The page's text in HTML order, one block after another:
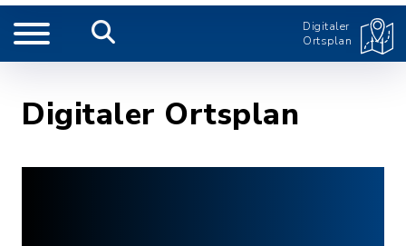
Digitaler
Ortsplan
Digitaler Ortsplan